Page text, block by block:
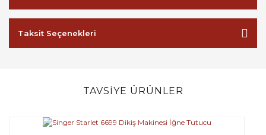
Taksit Seçenekleri
TAVSİYE ÜRÜNLER